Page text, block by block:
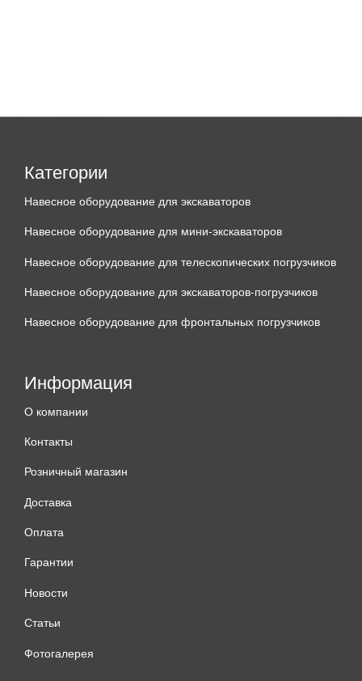
Категории
Навесное оборудование для экскаваторов
Навесное оборудование для мини-экскаваторов
Навесное оборудование для телескопических погрузчиков
Навесное оборудование для экскаваторов-погрузчиков
Навесное оборудование для фронтальных погрузчиков
Информация
О компании
Контакты
Розничный магазин
Доставка
Оплата
Гарантии
Новости
Статьи
Фотогалерея